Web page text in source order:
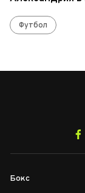
Футбол
Бокс